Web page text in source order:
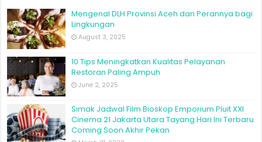
Mengenal DLH Provinsi Aceh dan Perannya bagi
Lingkungan
August 3, 2025
10 Tips Meningkatkan Kualitas Pelayanan
Restoran Paling Ampuh
June 2, 2025
Simak Jadwal Film Bioskop Emporium Pluit XXI
Cinema 21 Jakarta Utara Tayang Hari Ini Terbaru
Coming Soon Akhir Pekan